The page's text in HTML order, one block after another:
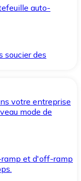
auto-
soucier des
votre entreprise
mode de
et d'off-ramp